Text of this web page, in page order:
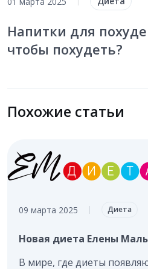
Напитки для
чтобы похудеть?
Похожие статьи
09 марта 2025 | Диета
Новая диета Елены
В мире, где диеты